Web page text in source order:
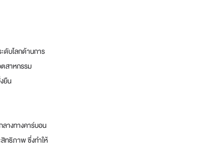
ดับโลกด้านการ
สาหกรรม
ยืน
ลางทางคาร์บอน
ทธิภาพ ซึ่งทำให้